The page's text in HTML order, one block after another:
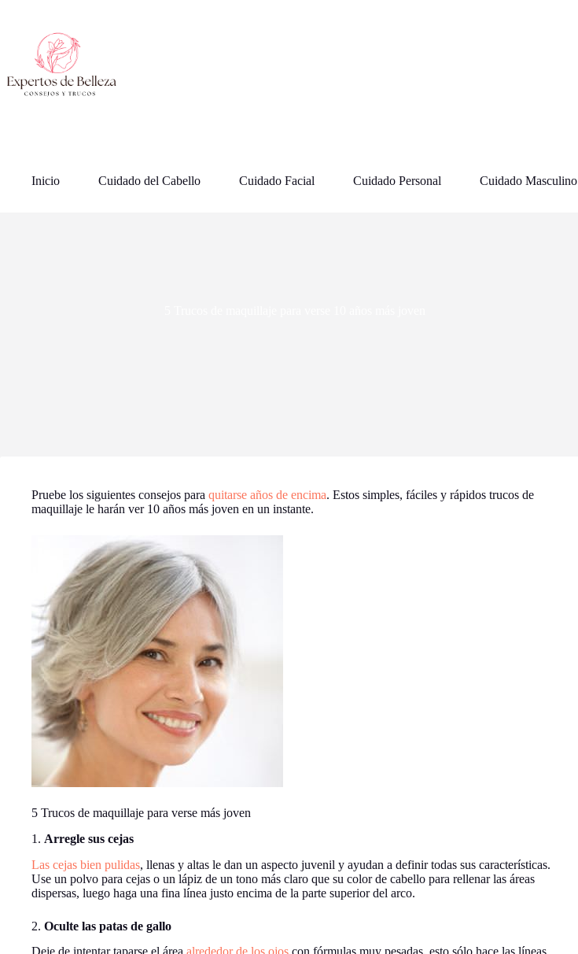
contenido
Inicio Cuidado del Cabello Cuidado Facial Cuidado Personal Cuidado Masculino
Pruebe los siguientes consejos para quitarse años de encima. Estos simples, fáciles y rápidos trucos de
maquillaje le harán ver 10 años más joven en un instante.
5 Trucos de maquillaje para verse más joven
1. Arregle sus cejas
Las cejas bien pulidas, llenas y altas le dan un aspecto juvenil y ayudan a definir todas sus características.
Use un polvo para cejas o un lápiz de un tono más claro que su color de cabello para rellenar las áreas
dispersas, luego haga una fina línea justo encima de la parte superior del arco.
2. Oculte las patas de gallo